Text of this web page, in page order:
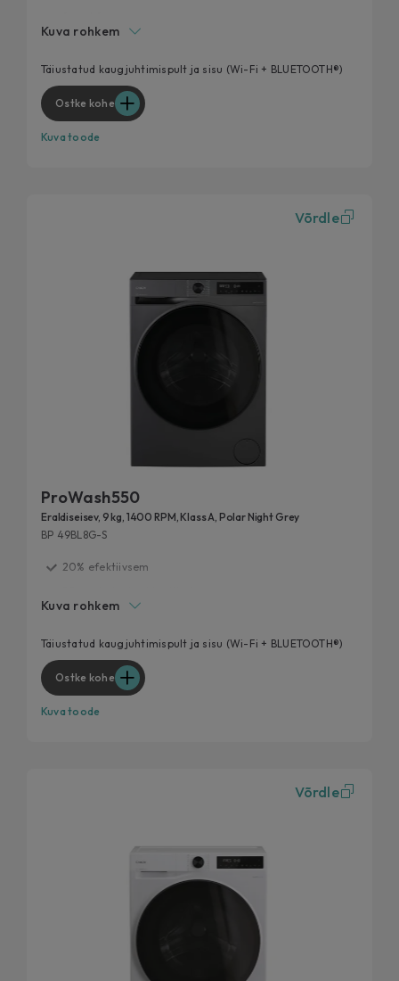
Soft Drum
Inverter-mootor
Kuva rohkem
Täiustatud kaugjuhtimispult ja sisu (Wi-Fi + BLUETOOTH®)
Ostke kohe
Kuva toode
Võrdle
ProWash550
Eraldiseisev, 9 kg, 1400 RPM, Klass A, Polar Night Grey
BP 49BL8G-S
20% efektiivsem
Nutikam Candy – parem kasutuskogemus
Tõsta oma pesumasina hügieenitaset
Kuva rohkem
Täiustatud kaugjuhtimispult ja sisu (Wi-Fi + BLUETOOTH®)
Ostke kohe
Kuva toode
Võrdle